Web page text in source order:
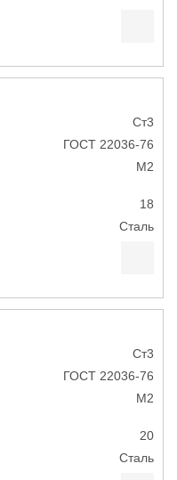
Ст3
ГОСТ 22036-76
М2
18
Сталь
Ст3
ГОСТ 22036-76
М2
20
Сталь